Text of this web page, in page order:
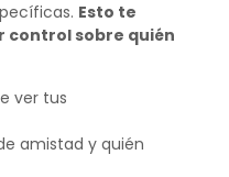
Esto te
sobre quién
ver tus
amistad y quién